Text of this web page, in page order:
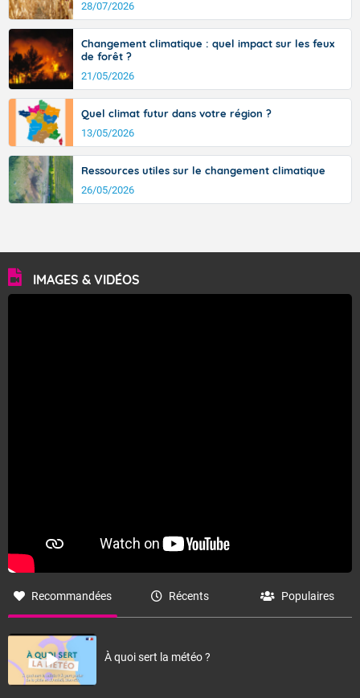
28/07/2026
Changement climatique : quel impact sur les feux
de forêt ?
21/05/2026
Quel climat futur dans votre région ?
13/05/2026
Ressources utiles sur le changement climatique
26/05/2026
IMAGES & VIDÉOS
Recommandées Récents Populaires
À quoi sert la météo ?